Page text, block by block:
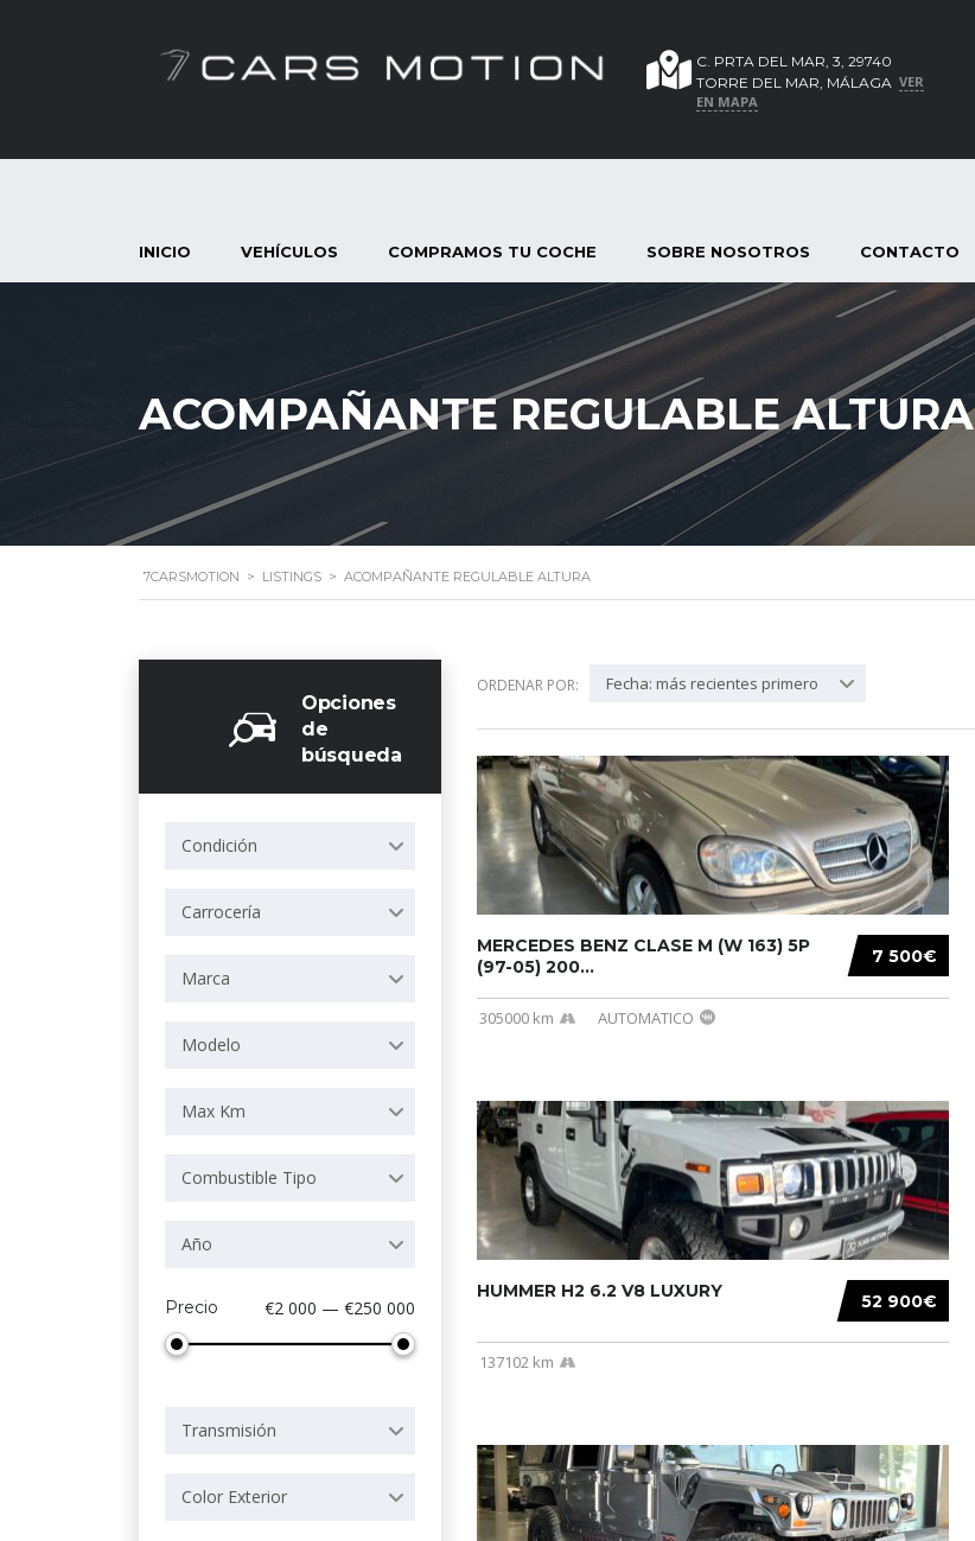
C. PRTA DEL MAR, 3, 29740
TORRE DEL MAR, MÁLAGA VER
EN MAPA
INICIO VEHÍCULOS COMPRAMOS TU COCHE SOBRE NOSOTROS CONTACTO
ACOMPAÑANTE REGULABLE ALTURA
7CARSMOTION > LISTINGS > ACOMPAÑANTE REGULABLE ALTURA
Opciones
de
búsqueda
Condición
Carrocería
Marca
Modelo
Max Km
Combustible Tipo
Año
Precio €2 000 — €250 000
Transmisión
Color Exterior
ORDENAR POR: Fecha: más recientes primero
7 500€
MERCEDES BENZ CLASE M (W 163) 5P
(97-05) 200...
305000 km AUTOMATICO
52 900€
HUMMER H2 6.2 V8 LUXURY
137102 km